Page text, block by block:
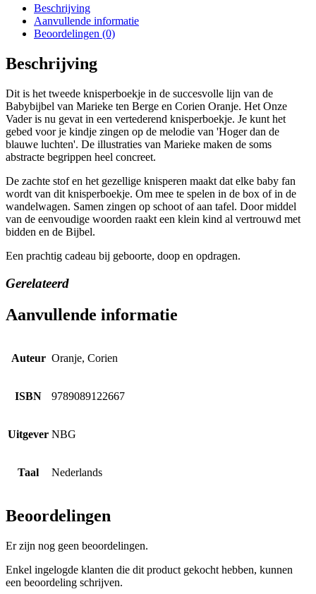
Beschrijving
Aanvullende informatie
Beoordelingen (0)
Beschrijving
Dit is het tweede knisperboekje in de succesvolle lijn van de
Babybijbel van Marieke ten Berge en Corien Oranje. Het Onze
Vader is nu gevat in een vertederend knisperboekje. Je kunt het
gebed voor je kindje zingen op de melodie van 'Hoger dan de
blauwe luchten'. De illustraties van Marieke maken de soms
abstracte begrippen heel concreet.
De zachte stof en het gezellige knisperen maakt dat elke baby fan
wordt van dit knisperboekje. Om mee te spelen in de box of in de
wandelwagen. Samen zingen op schoot of aan tafel. Door middel
van de eenvoudige woorden raakt een klein kind al vertrouwd met
bidden en de Bijbel.
Een prachtig cadeau bij geboorte, doop en opdragen.
Gerelateerd
Aanvullende informatie
Auteur Oranje, Corien
ISBN 9789089122667
Uitgever NBG
Taal Nederlands
Beoordelingen
Er zijn nog geen beoordelingen.
Enkel ingelogde klanten die dit product gekocht hebben, kunnen
een beoordeling schrijven.